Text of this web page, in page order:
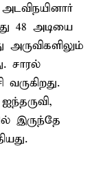
48 அடியை
அருவிகளிலும்
சாரல்
இருந்தே